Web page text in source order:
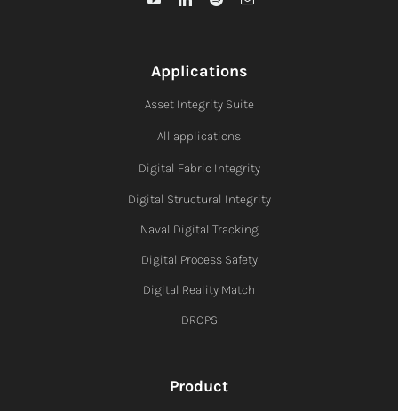
Applications
Asset Integrity Suite
All applications
Digital Fabric Integrity
Digital Structural Integrity
Naval Digital Tracking
Digital Process Safety
Digital Reality Match
DROPS
Product